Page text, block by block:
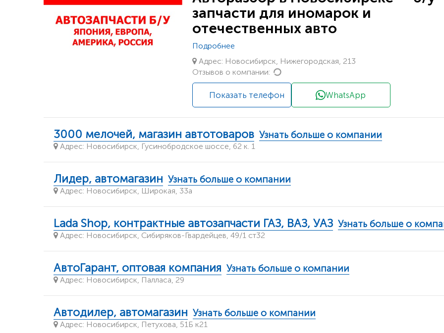
запчасти для иномарок и
отечественных авто
Подробнее
Адрес: Новосибирск, Нижегородская, 213
Отзывов о компании:
WhatsApp
Показать телефон
3000 мелочей, магазин автотоваров Узнать больше о компании
Адрес: Новосибирск, Гусинобродское шоссе, 62 к. 1
Лидер, автомагазин Узнать больше о компании
Адрес: Новосибирск, Широкая, 33а
Lada Shop, контрактные автозапчасти ГАЗ, ВАЗ, УАЗ Узнать больше о
Адрес: Новосибирск, Сибиряков-Гвардейцев, 49/1 ст32
АвтоГарант, оптовая компания Узнать больше о компании
Адрес: Новосибирск, Палласа, 29
Автодилер, автомагазин Узнать больше о компании
Адрес: Новосибирск, Петухова, 51Б к21